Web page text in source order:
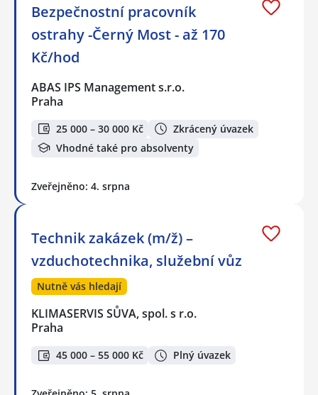
Bezpečnostní pracovník
ostrahy -Černý Most - až 170
Kč/hod
ABAS IPS Management s.r.o.
Praha
25 000 – 30 000 Kč
Zkrácený úvazek
Vhodné také pro absolventy
Zveřejněno: 4. srpna
Technik zakázek (m/ž) –
vzduchotechnika, služební vůz
Nutně vás hledají
KLIMASERVIS SŮVA, spol. s r.o.
Praha
45 000 – 55 000 Kč Plný úvazek